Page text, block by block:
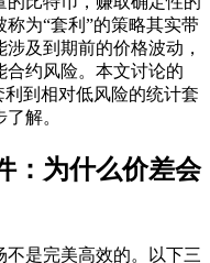
为“套利”的策略其实带
及到期前的价格波动，
约风险。本文讨论的
到相对低风险的统计套
解。
：为什么价差会
是完美高效的。以下三